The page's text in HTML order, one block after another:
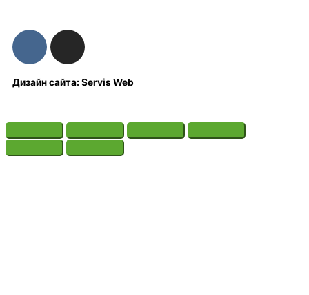
Дизайн сайта: Servis Web